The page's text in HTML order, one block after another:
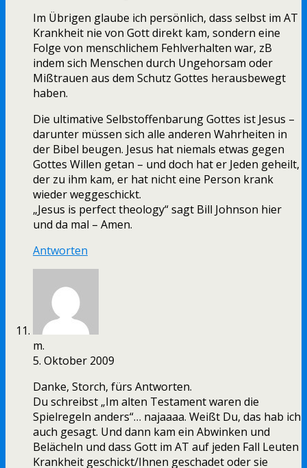
Im Übrigen glaube ich persönlich, dass selbst im AT
Krankheit nie von Gott direkt kam, sondern eine
Folge von menschlichem Fehlverhalten war, zB
indem sich Menschen durch Ungehorsam oder
Mißtrauen aus dem Schutz Gottes herausbewegt
haben.
Die ultimative Selbstoffenbarung Gottes ist Jesus –
darunter müssen sich alle anderen Wahrheiten in
der Bibel beugen. Jesus hat niemals etwas gegen
Gottes Willen getan – und doch hat er Jeden geheilt,
der zu ihm kam, er hat nicht eine Person krank
wieder weggeschickt.
„Jesus is perfect theology“ sagt Bill Johnson hier
und da mal – Amen.
Antworten
m.
5. Oktober 2009
Danke, Storch, fürs Antworten.
Du schreibst „Im alten Testament waren die
Spielregeln anders“… najaaaa. Weißt Du, das hab ich
auch gesagt. Und dann kam ein Abwinken und
Belächeln und dass Gott im AT auf jeden Fall Leuten
Krankheit geschickt/Ihnen geschadet oder sie